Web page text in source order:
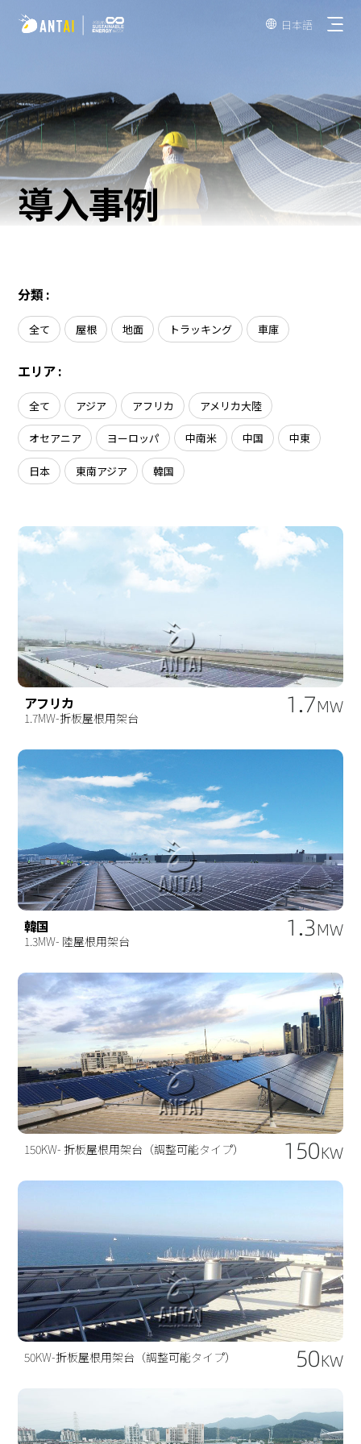
 日本語
AT 3.0
TAI-Simple
折板屋根
陸屋根
ソーラーカーポート
垂直型太陽光発電架台
ソーラーシェアリング
EPC
会社概要
導入事例
ニュース
お問い合わせ
導入事例
分類 :
全て 屋根 地面 トラッキング 車庫
エリア :
全て アジア アフリカ アメリカ大陸
オセアニア ヨーロッパ 中南米 中国 中東
日本 東南アジア 韓国
アフリカ
1.7MW-折板屋根用架台 1.7MW
韓国
1.3MW- 陸屋根用架台 1.3MW
150KW- 折板屋根用架台（調整可能タイプ） 150KW
50KW-折板屋根用架台（調整可能タイプ） 50KW